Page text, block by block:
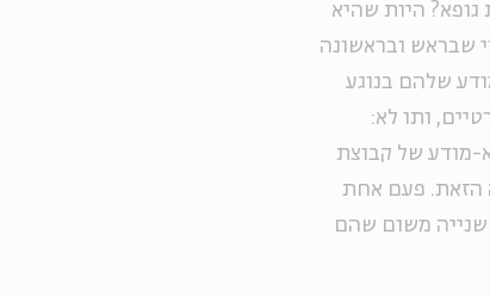
גופא? היות שהיא
שבראש ובראשונה
שלהם בנוגע
ותו לא:
מודע של קבוצת
הזאת. פעם אחת
שנייה משום שהם